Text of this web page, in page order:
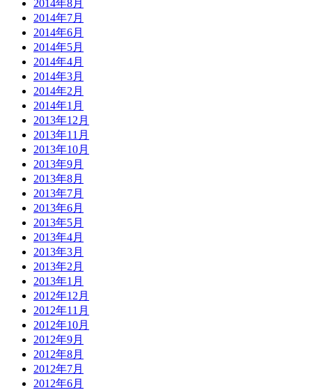
2014年8月
2014年7月
2014年6月
2014年5月
2014年4月
2014年3月
2014年2月
2014年1月
2013年12月
2013年11月
2013年10月
2013年9月
2013年8月
2013年7月
2013年6月
2013年5月
2013年4月
2013年3月
2013年2月
2013年1月
2012年12月
2012年11月
2012年10月
2012年9月
2012年8月
2012年7月
2012年6月